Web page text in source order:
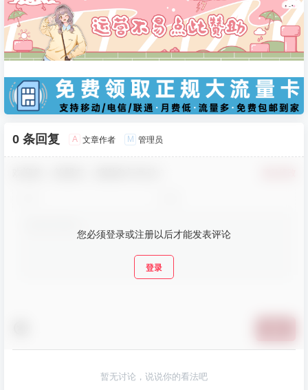
0 条回复 A 文章作者 M 管理员
您必须登录或注册以后才能发表评论
登录
暂无讨论，说说你的看法吧